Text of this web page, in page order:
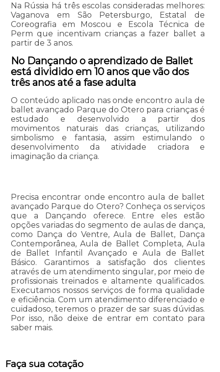
Na Rússia há três escolas consideradas melhores:
Vaganova em São Petersburgo, Estatal de
Coreografia em Moscou e Escola Técnica de
Perm que incentivam crianças a fazer ballet a
partir de 3 anos.
No Dançando o aprendizado de Ballet
está dividido em 10 anos que vão dos
três anos até a fase adulta
O conteúdo aplicado nas onde encontro aula de
ballet avançado Parque do Otero para crianças é
estudado e desenvolvido a partir dos
movimentos naturais das crianças, utilizando
simbolismo e fantasia, assim estimulando o
desenvolvimento da atividade criadora e
imaginação da criança.
Precisa encontrar onde encontro aula de ballet
avançado Parque do Otero? Conheça os serviços
que a Dançando oferece. Entre eles estão
opções variadas do segmento de aulas de dança,
como Dança do Ventre, Aula de Ballet, Dança
Contemporânea, Aula de Ballet Completa, Aula
de Ballet Infantil Avançado e Aula de Ballet
Básico. Garantimos a satisfação dos clientes
através de um atendimento singular, por meio de
profissionais treinados e altamente qualificados.
Executamos nossos serviços de forma qualidade
e eficiência. Com um atendimento diferenciado e
cuidadoso, teremos o prazer de sar suas dúvidas.
Por isso, não deixe de entrar em contato para
saber mais.
Faça sua cotação